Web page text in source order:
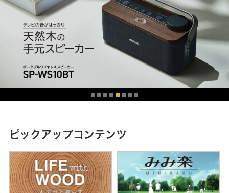
ピックアップコンテンツ